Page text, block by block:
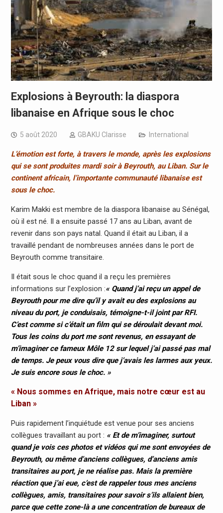
Explosions à Beyrouth: la diaspora
libanaise en Afrique sous le choc
5 août 2020 GBAKU Clarisse International
L’émotion est forte, à travers le monde, après les explosions
qui se sont produites mardi soir à Beyrouth, au Liban. Sur le
continent africain, l’importante communauté libanaise est
sous le choc.
Karim Makki est membre de la diaspora libanaise au Sénégal,
où il est né. Il a ensuite passé 17 ans au Liban, avant de
revenir dans son pays natal. Quand il était au Liban, il a
travaillé pendant de nombreuses années dans le port de
Beyrouth comme transitaire.
Il était sous le choc quand il a reçu les premières
informations sur l’explosion :« Quand j’ai reçu un appel de
Beyrouth pour me dire qu’il y avait eu des explosions au
niveau du port, je conduisais, témoigne-t-il joint par RFI.
C’est comme si c’était un film qui se déroulait devant moi.
Tous les coins du port me sont revenus, en essayant de
m’imaginer ce fameux Môle 12 sur lequel j’ai passé pas mal
de temps. Je peux vous dire que j’avais les larmes aux yeux.
Je suis encore sous le choc. »
« Nous sommes en Afrique, mais notre cœur est au
Liban »
Puis rapidement l’inquiétude est venue pour ses anciens
collègues travaillant au port : « Et de m’imaginer, surtout
quand je vois ces photos et vidéos qui me sont envoyées de
Beyrouth, ou même d’anciens collègues, d’anciens amis
transitaires au port, je ne réalise pas. Mais la première
réaction que j’ai eue, c’est de rappeler tous mes anciens
collègues, amis, transitaires pour savoir s’ils allaient bien,
parce que cette zone-là a une concentration de bureaux de